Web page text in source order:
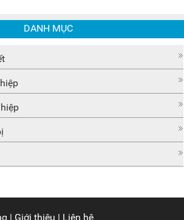
DANH MỤC
| Giới thiệu | Liên hệ